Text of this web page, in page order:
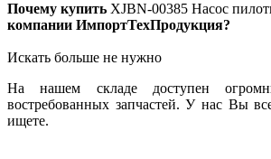
Почему купить XJBN-00385 Насос
компании ИмпортТехПродукция?
Искать больше не нужно
На нашем складе доступен
востребованных запчастей. У нас Вы
ищете.